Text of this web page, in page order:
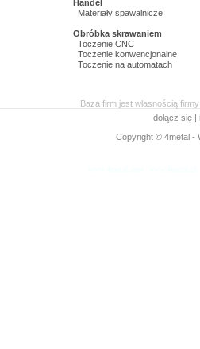
Handel
Materiały spawalnicze
Obróbka skrawaniem
Toczenie CNC
Toczenie konwencjonalne
Toczenie na automatach
Baza firm jest własnością
dołącz się |
Copyright © 4metal -